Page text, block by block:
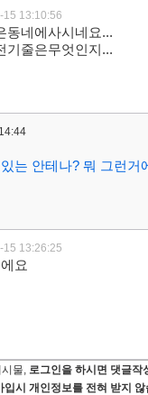
15 13:10:56
동네에사시네요...
기줄은무엇인지...
는 안테나? 뭐 그런거
15 13:26:25
요
물, 로그인을 하시면 댓글작
입시 개인정보를 전혀 받지 않